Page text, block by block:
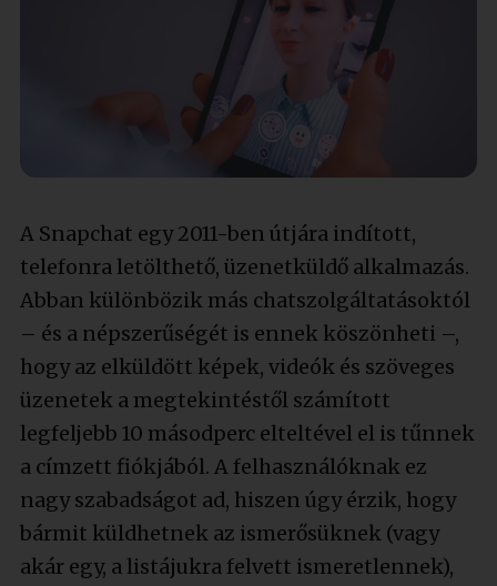
A Snapchat egy 2011-ben útjára indított,
telefonra letölthető, üzenetküldő alkalmazás.
Abban különbözik más chatszolgáltatásoktól
– és a népszerűségét is ennek köszönheti –,
hogy az elküldött képek, videók és szöveges
üzenetek a megtekintéstől számított
legfeljebb 10 másodperc elteltével el is tűnnek
a címzett fiókjából. A felhasználóknak ez
nagy szabadságot ad, hiszen úgy érzik, hogy
bármit küldhetnek az ismerősüknek (vagy
akár egy, a listájukra felvett ismeretlennek),